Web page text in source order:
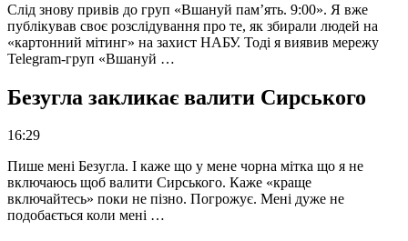
Слід знову привів до груп «Вшануй пам’ять. 9:00». Я вже
публікував своє розслідування про те, як збирали людей на
«картонний мітинг» на захист НАБУ. Тоді я виявив мережу
Telegram-груп «Вшануй …
Безугла закликає валити Сирського
16:29
Пише мені Безугла. І каже що у мене чорна мітка що я не
включаюсь щоб валити Сирського. Каже «краще
включайтесь» поки не пізно. Погрожує. Мені дуже не
подобається коли мені …